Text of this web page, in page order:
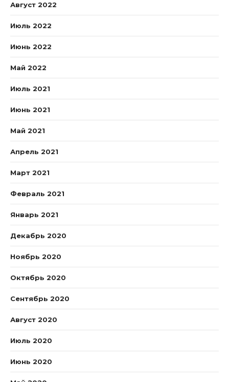
Август 2022
Июль 2022
Июнь 2022
Май 2022
Июль 2021
Июнь 2021
Май 2021
Апрель 2021
Март 2021
Февраль 2021
Январь 2021
Декабрь 2020
Ноябрь 2020
Октябрь 2020
Сентябрь 2020
Август 2020
Июль 2020
Июнь 2020